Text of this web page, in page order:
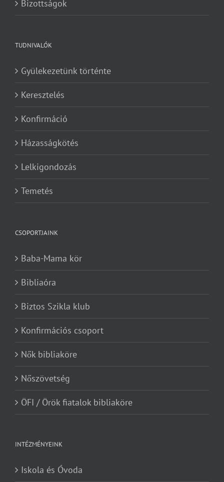
Bizottságok
TUDNIVALÓK
Gyülekezetünk történte
Keresztelés
Konfirmáció
Házasságkötés
Lelkigondozás
Temetés
CSOPORTJAINK
Baba-Mama kör
Bibliaóra
Biztos Szikla klub
Konfirmációs csoport
Nők bibliaköre
Nőszövetség
ÖFI / Örök fiatalok bibliaköre
INTÉZMÉNYEINK
Iskola és Óvoda